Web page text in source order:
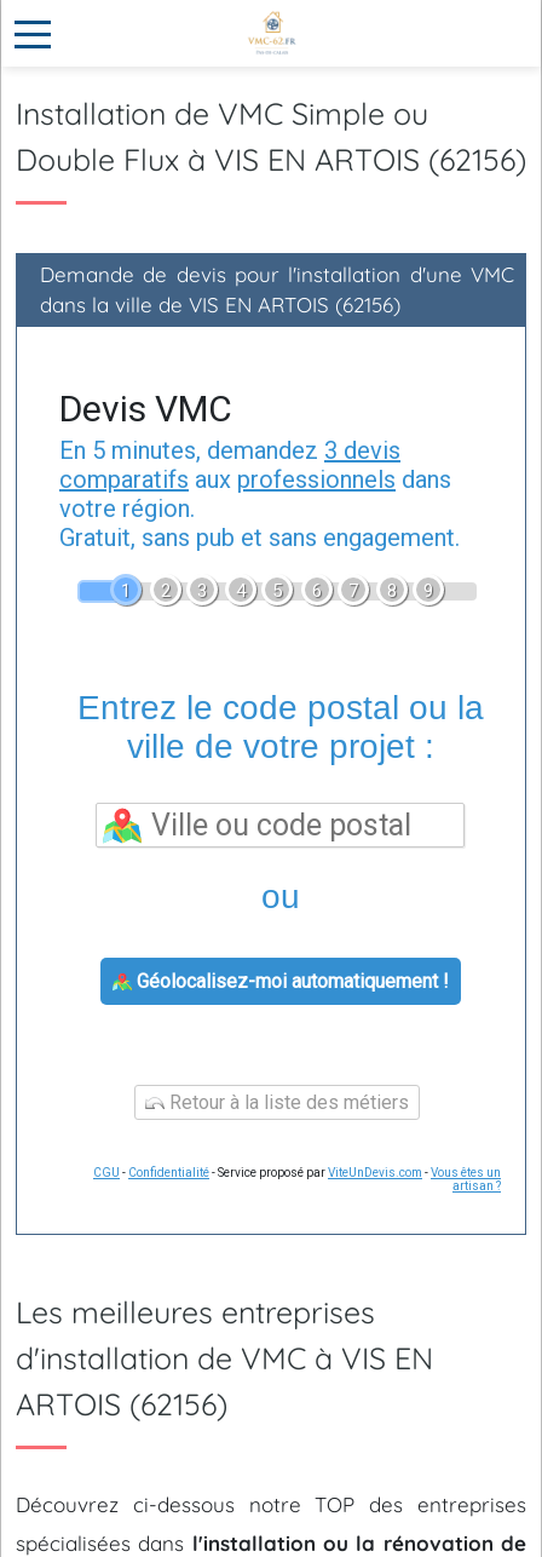
Installation de VMC Simple ou
Double Flux à VIS EN ARTOIS (62156)
Demande de devis pour l'installation d'une VMC
dans la ville de VIS EN ARTOIS (62156)
Devis VMC
En 5 minutes, demandez 3 devis
comparatifs aux professionnels dans
votre région.
Gratuit, sans pub et sans engagement.
1 2 3 4 5 6 7 8 9
Entrez le code postal ou la
ville de votre projet :
ou
Géolocalisez-moi automatiquement !
Retour à la liste des métiers
CGU - Confidentialité- Service proposé parViteUnDevis.com -Vous êtes un
artisan ?
Les meilleures entreprises
d'installation de VMC à VIS EN
ARTOIS (62156)
Découvrez ci-dessous notre TOP des entreprises
spécialisées dans l'installation ou la rénovation de